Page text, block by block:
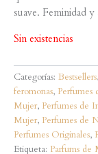
suave. Feminidad
Sin existencias
Categorías: Bestsellers,
feromonas, Perfumes
Mujer, Perfumes de
Mujer, Perfumes de
Perfumes Originales,
Etiqueta: Parfums de